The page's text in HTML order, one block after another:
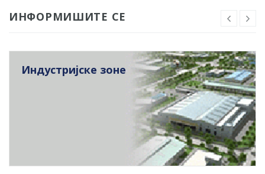
ИНФОРМИШИТЕ СЕ
Индустријске зоне